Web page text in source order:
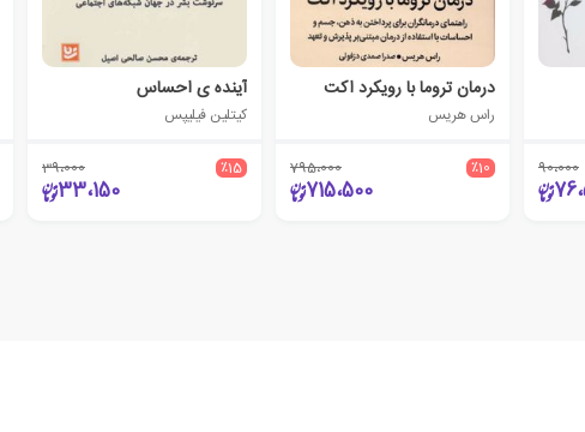
90،000
درمان تروما با رویکرد اکت
راس هریس
٪10 795،000
715،500
آینده ی احساس
کیتلین فیلیپس
٪15 39،000
33،150